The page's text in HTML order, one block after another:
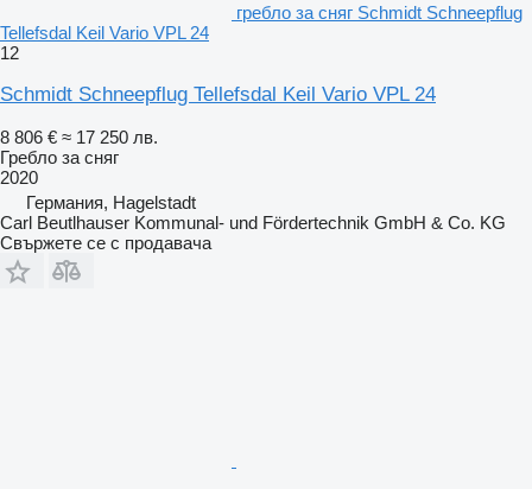
гребло за сняг Schmidt Schneepflug
Tellefsdal Keil Vario VPL 24
12
Schmidt Schneepflug Tellefsdal Keil Vario VPL 24
8 806 € ≈ 17 250 лв.
Гребло за сняг
2020
Германия, Hagelstadt
Carl Beutlhauser Kommunal- und Fördertechnik GmbH & Co. KG
Свържете се с продавача